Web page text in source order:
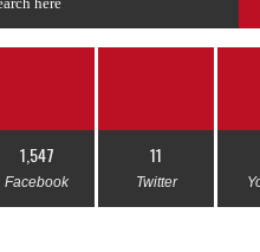
1,547
Facebook
11
Twitter